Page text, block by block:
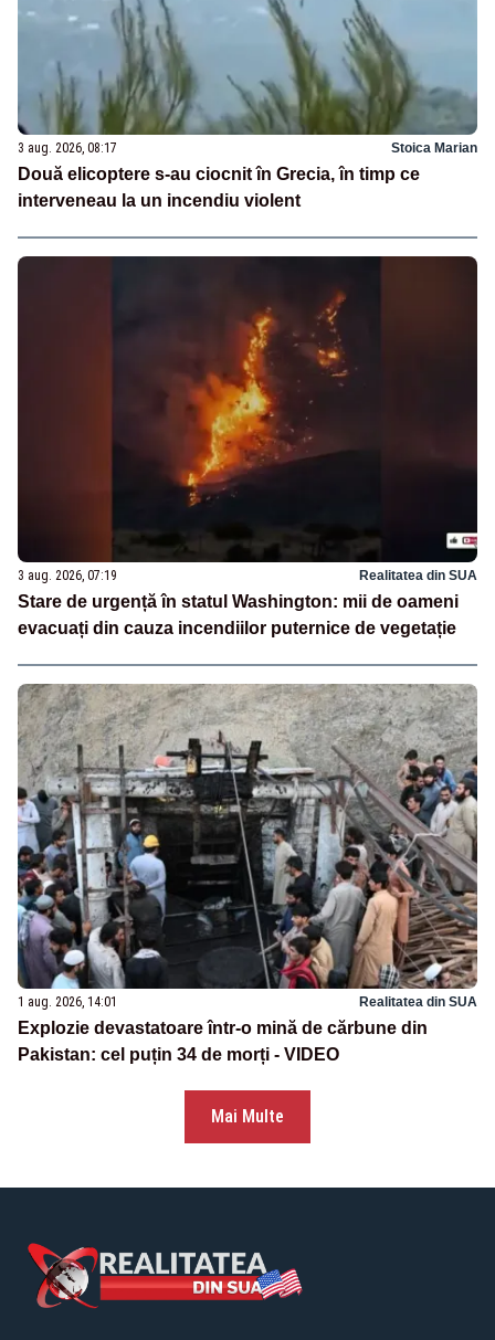
3 aug. 2026, 08:17 Stoica Marian
Două elicoptere s-au ciocnit în Grecia, în timp ce
interveneau la un incendiu violent
3 aug. 2026, 07:19 Realitatea din SUA
Stare de urgență în statul Washington: mii de oameni
evacuați din cauza incendiilor puternice de vegetație
1 aug. 2026, 14:01 Realitatea din SUA
Explozie devastatoare într-o mină de cărbune din
Pakistan: cel puțin 34 de morți - VIDEO
Mai Multe